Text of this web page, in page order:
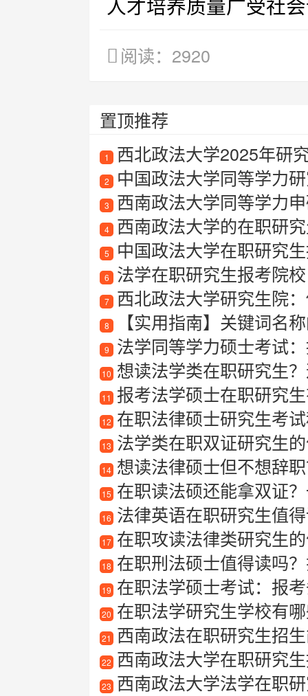
人才培养质量广受社
阅读：2920
置顶推荐
1 西北政法大学2025年研
2 中国政法大学同等学力
3 西南政法大学同等学力
4 西南政法大学的在职研
5 中国政法大学在职研究
6 法学在职研究生报考院校
7 西北政法大学研究生院
8 【实用指南】关键词名
9 法学同等学力硕士考试
10 想读法学类在职研究生？
11 报考法学硕士在职研究
12 在职法律硕士研究生考
13 法学类在职双证研究生
14 想读法律硕士但不想辞职
15 在职读法硕还能拿双证？
16 法律英语在职研究生值
17 在职攻读法律类研究生的
18 在职刑法硕士值得读吗
19 在职法学硕士考试：报
20 在职法学研究生学校有
21 西南政法在职研究生招
22 西南政法大学在职研究生招生信
23 西南政法大学法学在职